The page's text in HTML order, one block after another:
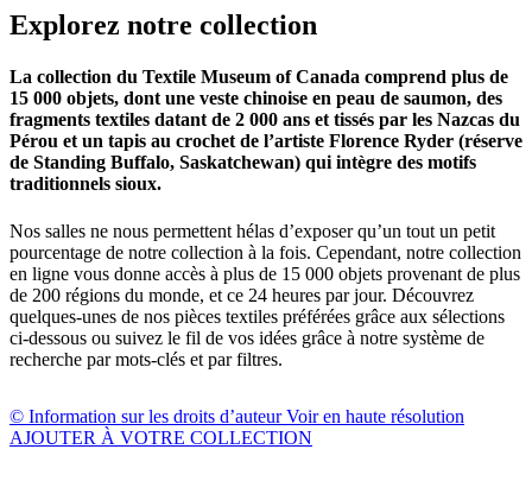
Explorez notre collection
La collection du Textile Museum of Canada comprend plus de
15 000 objets, dont une veste chinoise en peau de saumon, des
fragments textiles datant de 2 000 ans et tissés par les Nazcas du
Pérou et un tapis au crochet de l’artiste Florence Ryder (réserve
de Standing Buffalo, Saskatchewan) qui intègre des motifs
traditionnels sioux.
Nos salles ne nous permettent hélas d’exposer qu’un tout un petit
pourcentage de notre collection à la fois. Cependant, notre collection
en ligne vous donne accès à plus de 15 000 objets provenant de plus
de 200 régions du monde, et ce 24 heures par jour. Découvrez
quelques-unes de nos pièces textiles préférées grâce aux sélections
ci-dessous ou suivez le fil de vos idées grâce à notre système de
recherche par mots-clés et par filtres.
© Information sur les droits d’auteurVoir en haute résolution
AJOUTER À VOTRE COLLECTION